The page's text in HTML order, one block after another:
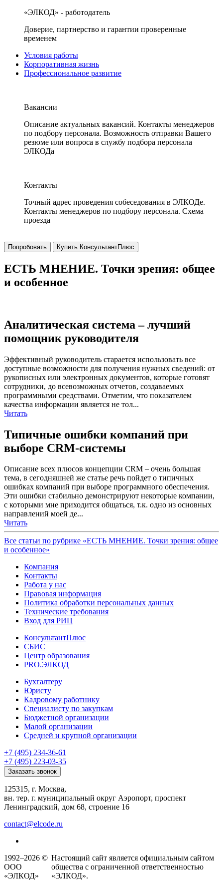
«ЭЛКОД» - работодатель
Доверие, партнерство и гарантии проверенные
временем
Условия работы
Корпоративная жизнь
Профессиональное развитие
Вакансии
Описание актуальных вакансий. Контакты менеджеров
по подбору персонала. Возможность отправки Вашего
резюме или вопроса в службу подбора персонала
ЭЛКОДа
Контакты
Точный адрес проведения собеседования в ЭЛКОДе.
Контакты менеджеров по подбору персонала. Схема
проезда
Попробовать Купить КонсультантПлюс
ЕСТЬ МНЕНИЕ. Точки зрения: общее
и особенное
Аналитическая система – лучший
помощник руководителя
Эффективный руководитель старается использовать все
доступные возможности для получения нужных сведений: от
рукописных или электронных документов, которые готовят
сотрудники, до всевозможных отчетов, создаваемых
программными средствами. Отметим, что показателем
качества информации является не тол...
Читать
Типичные ошибки компаний при
выборе CRM-системы
Описание всех плюсов концепции CRM – очень большая
тема, в сегодняшней же статье речь пойдет о типичных
ошибках компаний при выборе программного обеспечения.
Эти ошибки стабильно демонстрируют некоторые компании,
с которыми мне приходится общаться, т.к. одно из основных
направлений моей де...
Читать
Все статьи по рубрике «ЕСТЬ МНЕНИЕ. Точки зрения: общее
и особенное»
Компания
Контакты
Работа у нас
Правовая информация
Политика обработки персональных данных
Технические требования
Вход для РИЦ
КонсультантПлюс
СБИС
Центр образования
PRO.ЭЛКОД
Бухгалтеру
Юристу
Кадровому работнику
Специалисту по закупкам
Бюджетной организации
Малой организации
Средней и крупной организации
+7 (495) 234-36-61
+7 (495) 223-03-35
Заказать звонок
125315, г. Москва,
вн. тер. г. муниципальный округ Аэропорт, проспект
Ленинградский, дом 68, строение 16
contact@elcode.ru
1992–2026 ©
ООО
«ЭЛКОД»
Настоящий сайт является официальным сайтом
общества с ограниченной ответственностью
«ЭЛКОД».